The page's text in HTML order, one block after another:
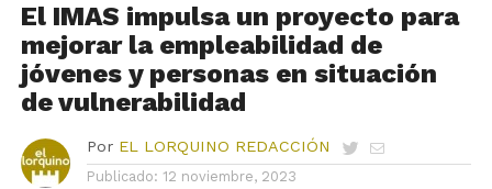
El IMAS impulsa un proyecto para
mejorar la empleabilidad de
jóvenes y personas en situación
de vulnerabilidad
Por EL LORQUINO REDACCIÓN
Publicado: 12 noviembre, 2023